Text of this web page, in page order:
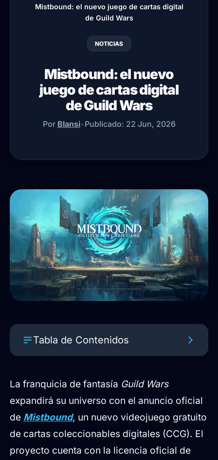
Mistbound: el nuevo juego de cartas digital
de Guild Wars
NOTICIAS
Mistbound: el nuevo
juego de cartas digital
de Guild Wars
Por Blansi•Publicado: 22 Jun, 2026
Tabla de Contenidos
tiempo real a las cartas
Jugabilidad dinámica basada en el
posicionamiento
Características de diseño
confirmadas
La franquicia de fantasía Guild Wars
expandirá su universo con el anuncio oficial
de Mistbound, un nuevo videojuego gratuito
de cartas coleccionables digitales (CCG). El
proyecto cuenta con la licencia oficial de